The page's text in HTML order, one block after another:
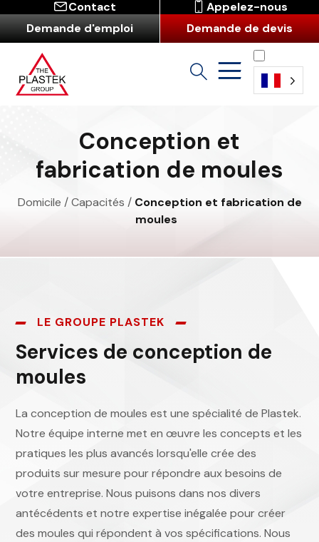
Contact
Appelez-nous
Demande d'emploi
Demande de devis
Conception et
fabrication de moules
Domicile /Capacités / Conception et fabrication de
moules
LE GROUPE PLASTEK
Services de conception de
moules
La conception de moules est une spécialité de Plastek.
Notre équipe interne met en œuvre les concepts et les
pratiques les plus avancés lorsqu'elle crée des
produits sur mesure pour répondre aux besoins de
votre entreprise. Nous puisons dans nos divers
antécédents et notre expertise inégalée pour créer
des moules qui répondent à vos spécifications. Nous